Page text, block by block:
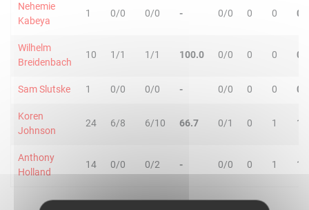
Nehemie
Kabeya
1 0/0 0/0 - 0/0 0 0 0
Wilhelm
Breidenbach
10 1/1 1/1 100.0 0/0 0 0 0
Sam Slutske 1 0/0 0/0 - 0/0 0 0 0
Koren
Johnson
24 6/8 6/10 66.7 0/1 0 1 1
Anthony
Holland
14 0/0 0/2 - 0/0 0 1 1